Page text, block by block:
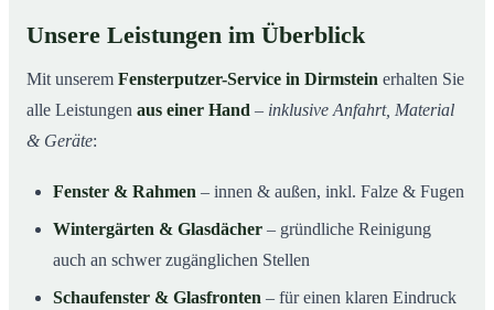
Unsere Leistungen im Überblick
Mit unserem Fensterputzer-Service in Dirmstein erhalten Sie
alle Leistungen aus einer Hand – inklusive Anfahrt, Material
& Geräte:
Fenster & Rahmen – innen & außen, inkl. Falze & Fugen
Wintergärten & Glasdächer – gründliche Reinigung
auch an schwer zugänglichen Stellen
Schaufenster & Glasfronten – für einen klaren Eindruck